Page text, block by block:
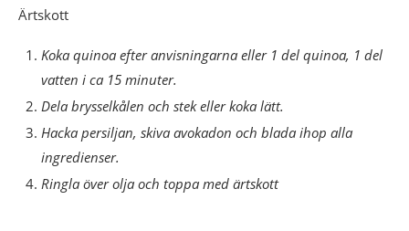
Ärtskott
Koka quinoa efter anvisningarna eller 1 del quinoa, 1 del
vatten i ca 15 minuter.
Dela brysselkålen och stek eller koka lätt.
Hacka persiljan, skiva avokadon och blada ihop alla
ingredienser.
Ringla över olja och toppa med ärtskott